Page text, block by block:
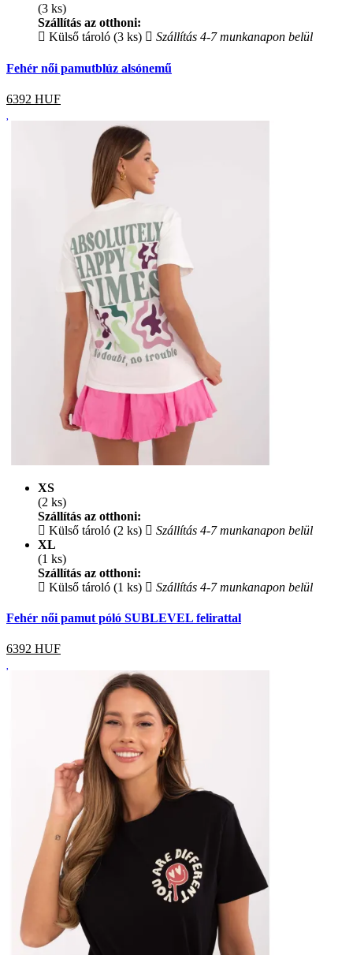
(3 ks)
Szállítás az otthoni:
Külső tároló (3 ks)
Szállítás 4-7 munkanapon belül
Fehér női pamutblúz alsónemű
6392 HUF
XS
(2 ks)
Szállítás az otthoni:
Külső tároló (2 ks)
Szállítás 4-7 munkanapon belül
XL
(1 ks)
Szállítás az otthoni:
Külső tároló (1 ks)
Szállítás 4-7 munkanapon belül
Fehér női pamut póló SUBLEVEL felirattal
6392 HUF